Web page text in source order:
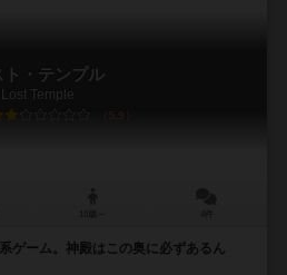
ト・テンプル
Lost Temple
5.9
ゲーム。神殿はこの奥に必ずあるん